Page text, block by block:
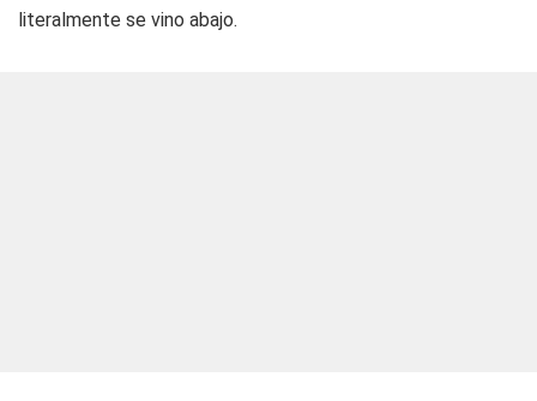
literalmente se vino abajo.